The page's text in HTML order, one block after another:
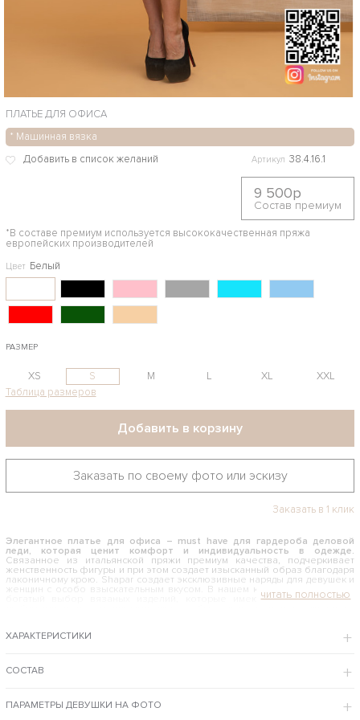
ПЛАТЬЕ ДЛЯ ОФИСА
* Машинная вязка
Артикул 38.4.16.1
9 500р
Состав премиум
*В составе премиум используется высококачественная пряжа
европейских производителей
Цвет Белый
РАЗМЕР
XS S M L XL
XXL
Таблица размеров
Добавить в корзину
Заказать по своему фото или эскизу
Заказать в 1 клик
Элегантное платье для офиса – must have для гардероба деловой
леди, которая ценит комфорт и индивидуальность в одежде.
Связанное из итальянской пряжи премиум качества, подчеркивает
женственность фигуры и при этом создает изысканный образ благодаря
лаконичному крою. Shapar создает эксклюзивные наряды для девушек и
женщин с особо взыскательным вкусом. В нашем каталоге вы найдете
богатый выбор вязаных изделий, которые имеют все шансы стать
С ЧЕМ НОСИТЬ ТРИКОТАЖНОЕ ПЛАТЬЕ ДЛЯ ОФИСА
офисному стилю. И данная модель идеально подойдет для бизнес-леди
по нескольким причинам: классический приталенный фасон, отсутствие
нарядно и подойдет на все случаи жизни.
ХАРАКТЕРИСТИКИ
СОСТАВ
ПАРАМЕТРЫ ДЕВУШКИ НА ФОТО